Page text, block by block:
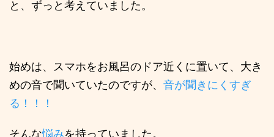
と、ずっと考えていました。
始めは、スマホをお風呂のドア近くに置いて、大き
めの音で聞いていたのですが、 音が聞きにくすぎ
る！！！
そんな悩みを持っていました。